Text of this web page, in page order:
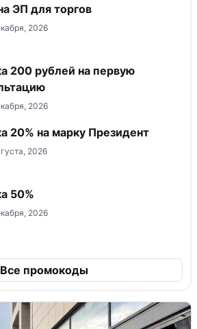
ЭП для торгов
2026
200 рублей на первую
2026
20% на марку Президент
2026
50%
2026
Все промокоды